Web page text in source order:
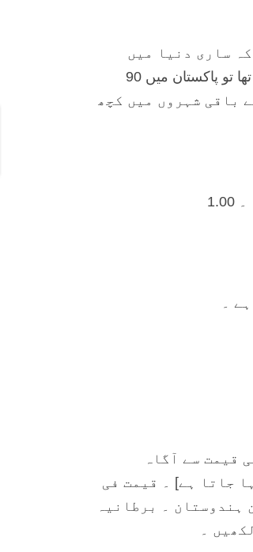
ساری دنیا میں
مہنگا ہو گیا ہے ۔ 12 اکتوبر 1999ء کو جب پرویز مشرف نے پاکستان پر ناجائز قبضہ کیا تھا تو پاکستان میں 90
قیمت 22.63 روپے تھی جو کہ اب اسلام آباد میں 62.88 روپے ہے باقی شہروں میں کچھ
۔
ہیں وہاں 90 اَوکٹین پٹرول کی قیمت سے آگاہ
جاتا ہے] ۔ قیمت فی
ہندوستان ۔ برطانیہ
۔